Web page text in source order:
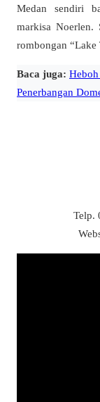
Medan sendiri
markisa Noerlen.
rombongan
Baca juga:
Penerbangan
Telp.